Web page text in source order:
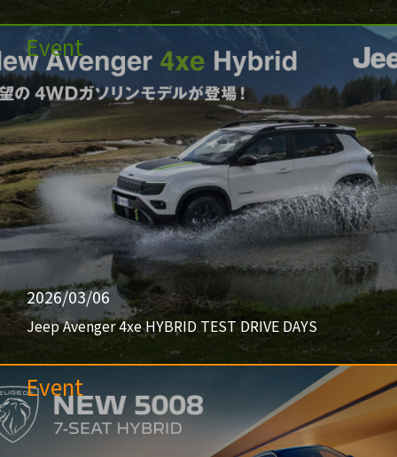
Event
2026/03/06
Jeep Avenger 4xe HYBRID TEST DRIVE DAYS
Event